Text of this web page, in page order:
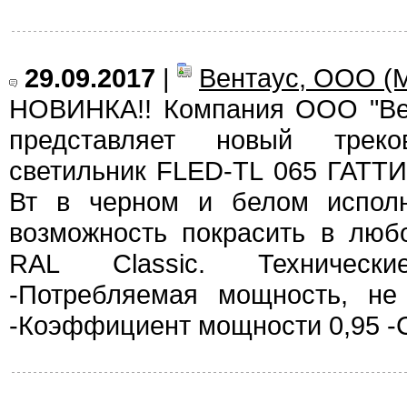
29.09.2017 |
Вентаус, ООО
НОВИНКА!! Компания ООО
представляет новый
светильник FLED-TL 065
Вт в черном и белом
возможность покрасить в
RAL Classic.
-Потребляемая мощность,
-Коэффициент мощности 0,95 -